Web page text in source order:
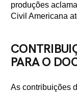
produções
Civil Americana
PARA O
As contribuições